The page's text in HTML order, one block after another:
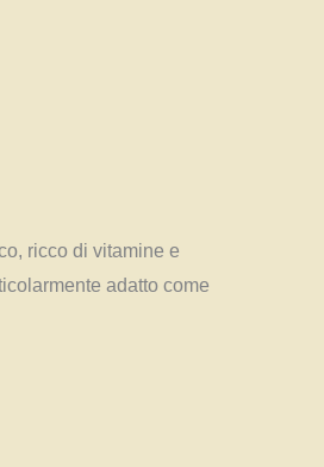
ricco di vitamine e
adatto come